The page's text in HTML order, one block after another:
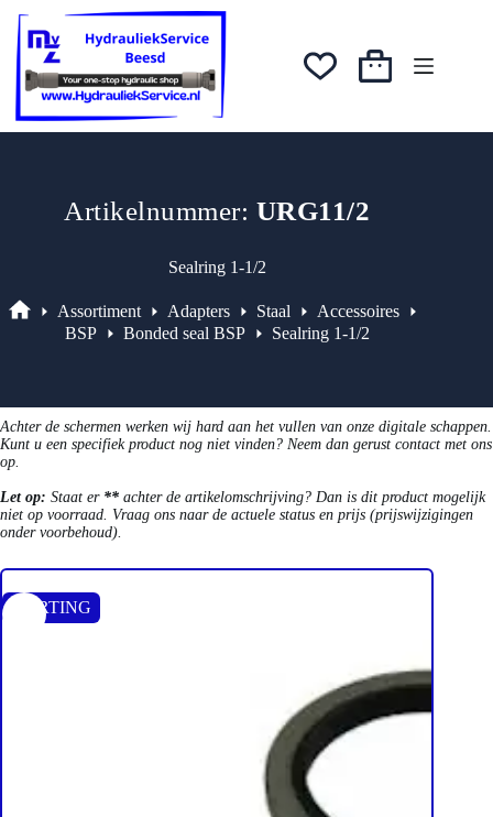
naar
inhoud
was:
€3,47.
€2,95.
Winkelwagen
Artikelnummer: URG11/2
Sealring 1-1/2
Assortiment
Assortiment Adapters Staal
Accessoires
BSP
Bonded seal BSP Sealring 1-1/2
Achter de schermen werken wij hard aan het vullen van onze digitale schappen.
Kunt u een specifiek product nog niet vinden? Neem dan gerust contact met ons
op.
Let op: Staat er ** achter de artikelomschrijving? Dan is dit product mogelijk
niet op voorraad. Vraag ons naar de actuele status en prijs (prijswijzigingen
onder voorbehoud).
KORTING